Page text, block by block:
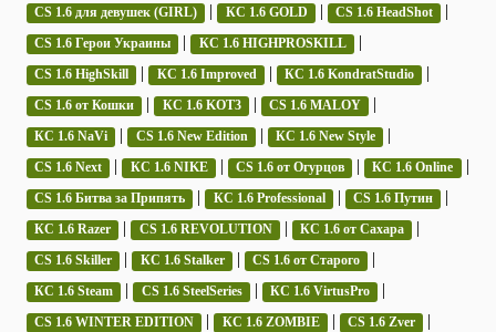
CS 1.6 для девушек (GIRL) | КС 1.6 GOLD | CS 1.6 HeadShot |
CS 1.6 Герои Украины | КС 1.6 HIGHPROSKILL |
CS 1.6 HighSkill | КС 1.6 Improved | КС 1.6 KondratStudio |
CS 1.6 от Кошки | КС 1.6 KOT3 | CS 1.6 MALOY |
КС 1.6 NaVi | CS 1.6 New Edition | КС 1.6 New Style |
CS 1.6 Next | КС 1.6 NIKE | CS 1.6 от Огурцов | КС 1.6 Online |
CS 1.6 Битва за Припять | КС 1.6 Professional | CS 1.6 Путин |
КС 1.6 Razer | CS 1.6 REVOLUTION | КС 1.6 от Сахара |
CS 1.6 Skiller | КС 1.6 Stalker | CS 1.6 от Старого |
КС 1.6 Steam | CS 1.6 SteelSeries | КС 1.6 VirtusPro |
CS 1.6 WINTER EDITION | КС 1.6 ZOMBIE | CS 1.6 Zver |